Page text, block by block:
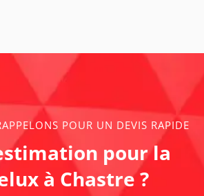
POUR UN DEVIS RAPIDE
pour la
à Chastre ?